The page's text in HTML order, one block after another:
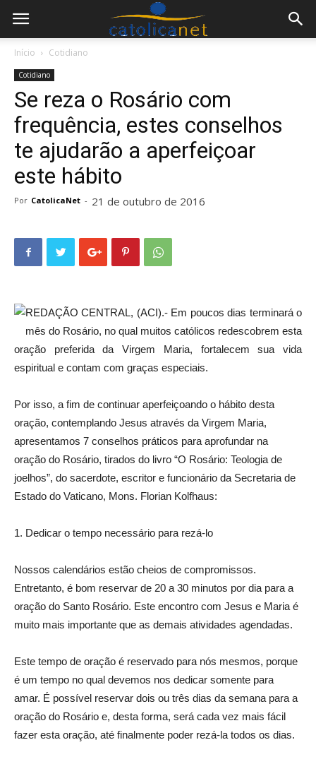
Início Cotidiano
Cotidiano
Se reza o Rosário com
frequência, estes conselhos
te ajudarão a aperfeiçoar
este hábito
Por CatolicaNet - 21 de outubro de 2016
REDAÇÃO CENTRAL, (ACI).- Em poucos dias terminará o
mês do Rosário, no qual muitos católicos redescobrem esta
oração preferida da Virgem Maria, fortalecem sua vida
espiritual e contam com graças especiais.
Por isso, a fim de continuar aperfeiçoando o hábito desta
oração, contemplando Jesus através da Virgem Maria,
apresentamos 7 conselhos práticos para aprofundar na
oração do Rosário, tirados do livro “O Rosário: Teologia de
joelhos”, do sacerdote, escritor e funcionário da Secretaria de
Estado do Vaticano, Mons. Florian Kolfhaus:
1. Dedicar o tempo necessário para rezá-lo
Nossos calendários estão cheios de compromissos.
Entretanto, é bom reservar de 20 a 30 minutos por dia para a
oração do Santo Rosário. Este encontro com Jesus e Maria é
muito mais importante que as demais atividades agendadas.
Este tempo de oração é reservado para nós mesmos, porque
é um tempo no qual devemos nos dedicar somente para
amar. É possível reservar dois ou três dias da semana para a
oração do Rosário e, desta forma, será cada vez mais fácil
fazer esta oração, até finalmente poder rezá-la todos os dias.